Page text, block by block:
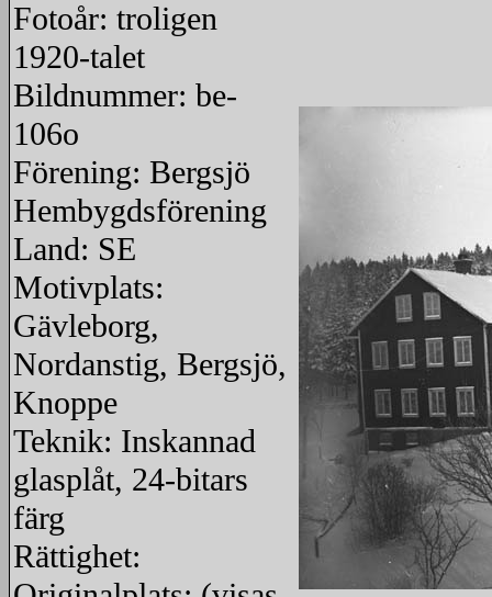
Fotoår: troligen
1920-talet
Bildnummer: be-
106o
Förening: Bergsjö
Hembygdsförening
Land: SE
Motivplats:
Gävleborg,
Nordanstig, Bergsjö,
Knoppe
Teknik: Inskannad
glasplåt, 24-bitars
färg
Rättighet: